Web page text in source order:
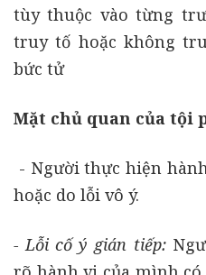
tùy thuộc vào từng
truy tố hoặc không
bức tử
Mặt chủ quan của tội
- Người thực hiện
hoặc do lỗi vô ý.
- Lỗi cố ý gián tiếp: